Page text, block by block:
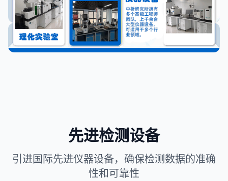
先进检测设备
引进国际先进仪器设备，确保检测数据的准确
性和可靠性